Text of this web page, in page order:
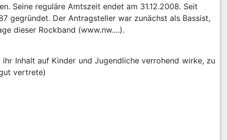
Seine reguläre Amtszeit endet am 31.12.2008. Seit
gegründet. Der Antragsteller war zunächst als Bassist,
dieser Rockband (www.nw....).
Inhalt auf Kinder und Jugendliche verrohend wirke, zu
vertrete)